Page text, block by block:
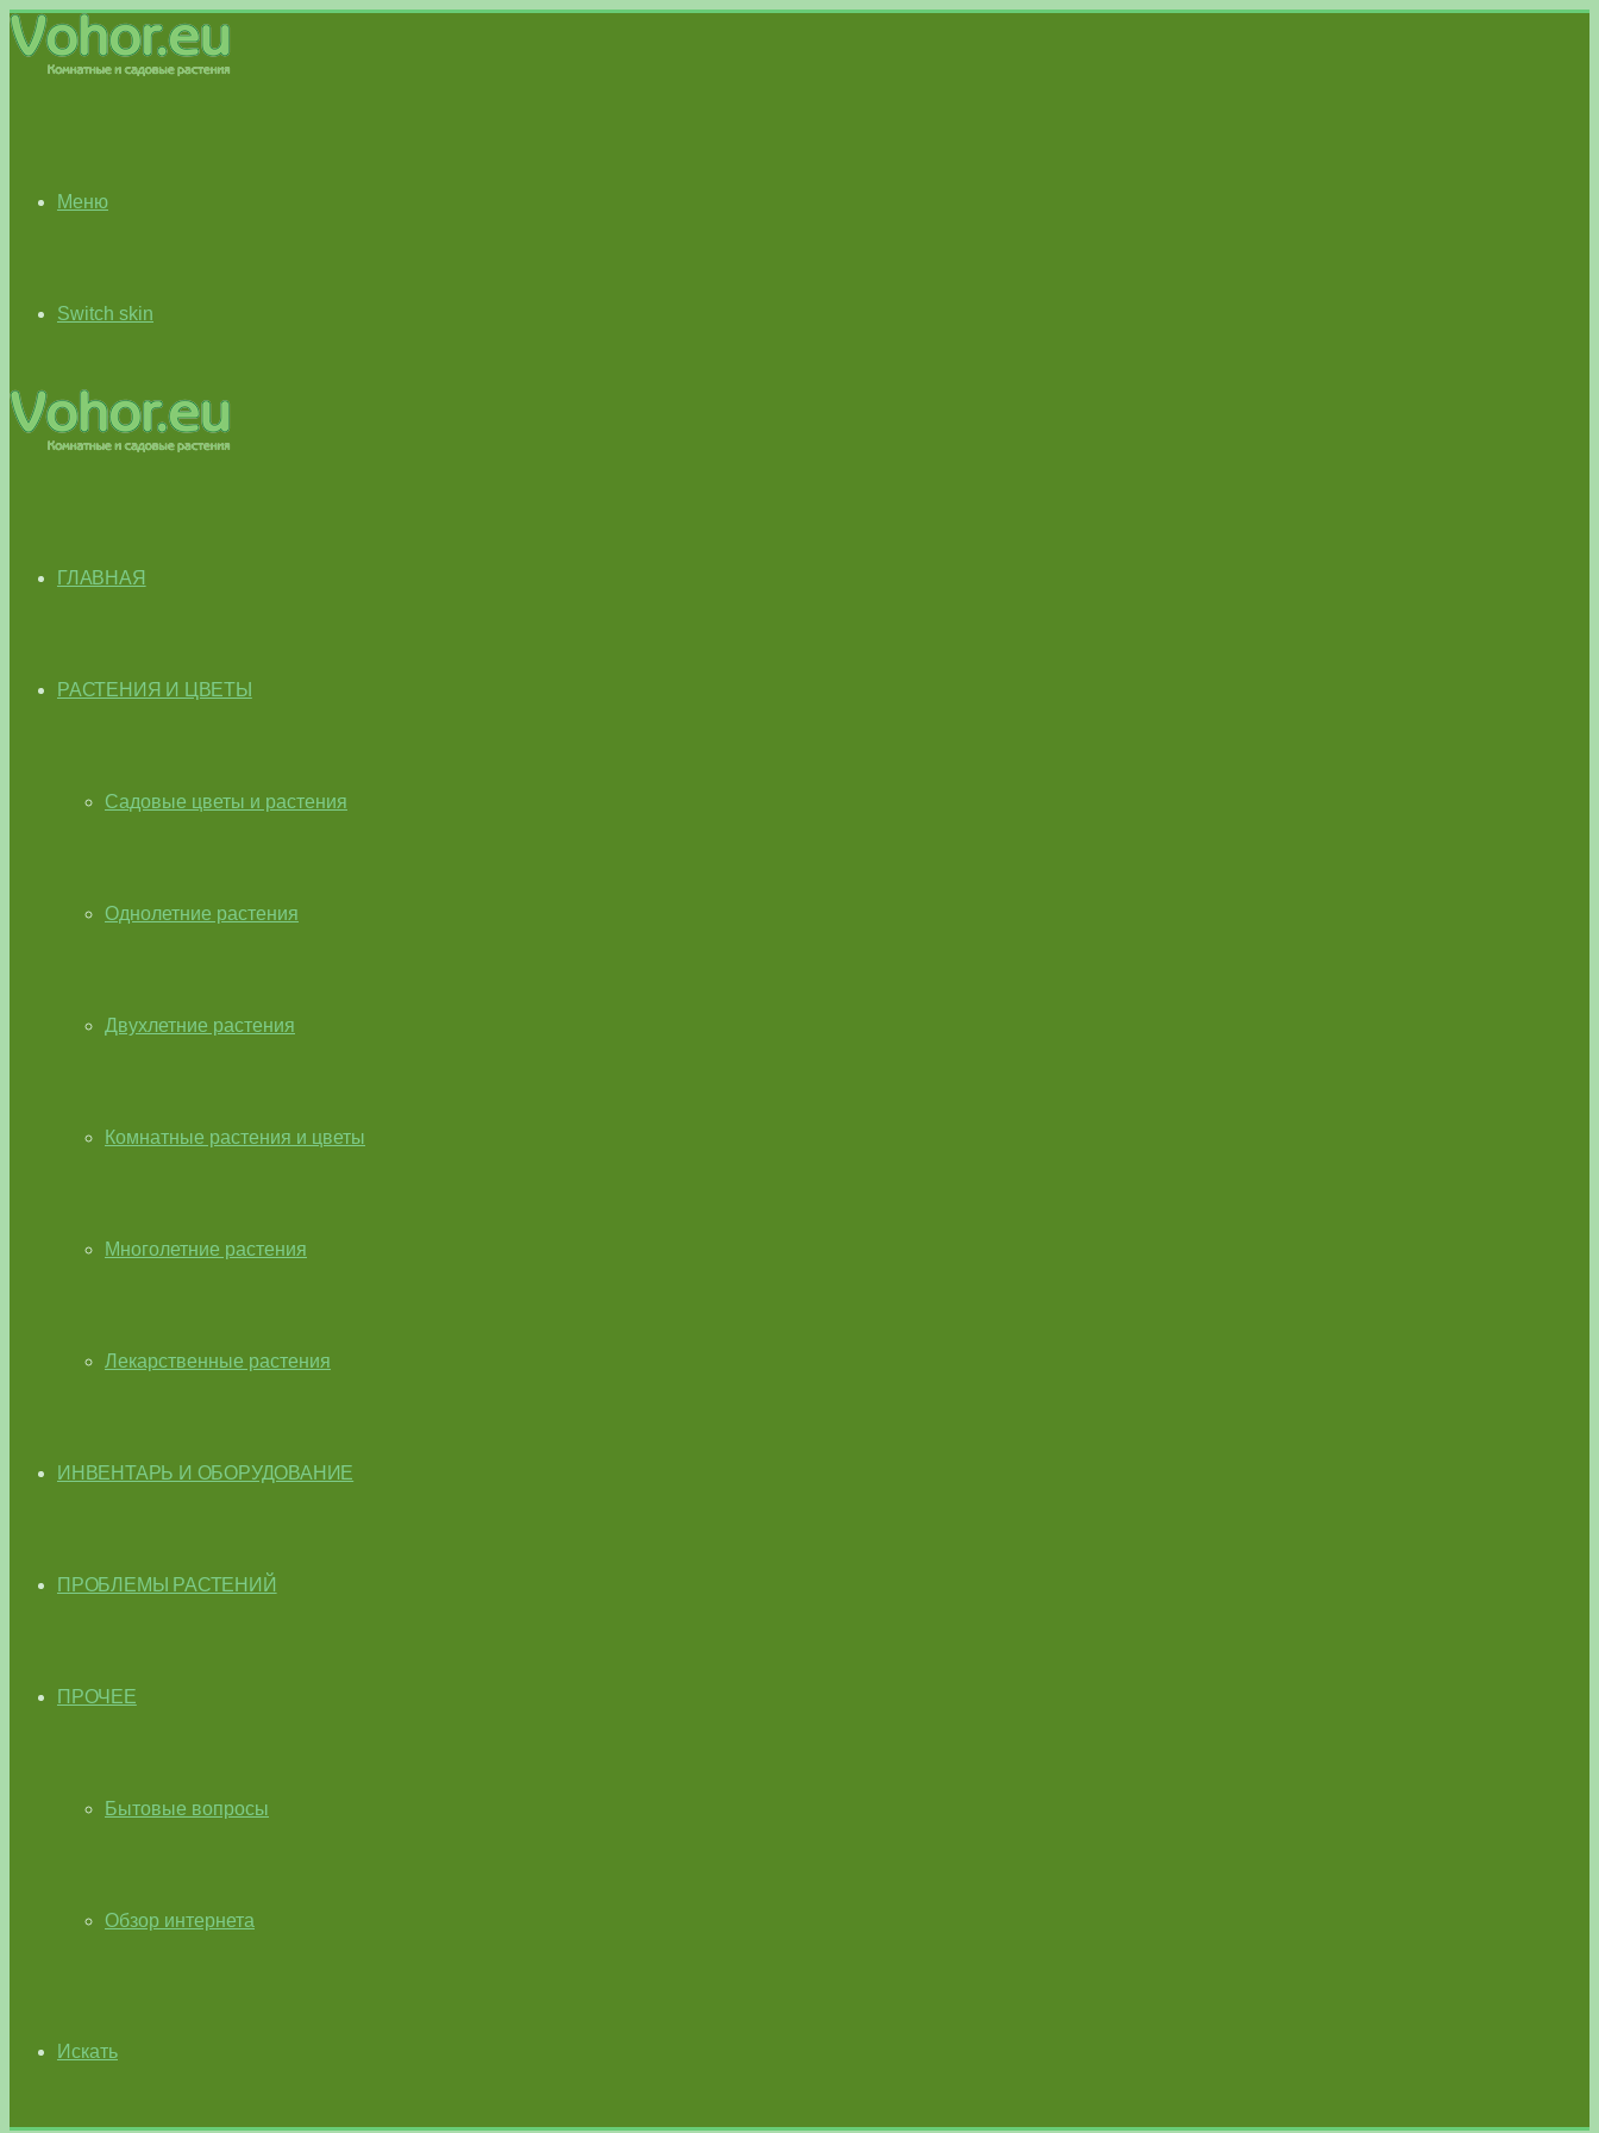
Меню
Switch skin
ГЛАВНАЯ
РАСТЕНИЯ И ЦВЕТЫ
Садовые цветы и растения
Однолетние растения
Двухлетние растения
Комнатные растения и цветы
Многолетние растения
Лекарственные растения
ИНВЕНТАРЬ И ОБОРУДОВАНИЕ
ПРОБЛЕМЫ РАСТЕНИЙ
ПРОЧЕЕ
Бытовые вопросы
Обзор интернета
Искать